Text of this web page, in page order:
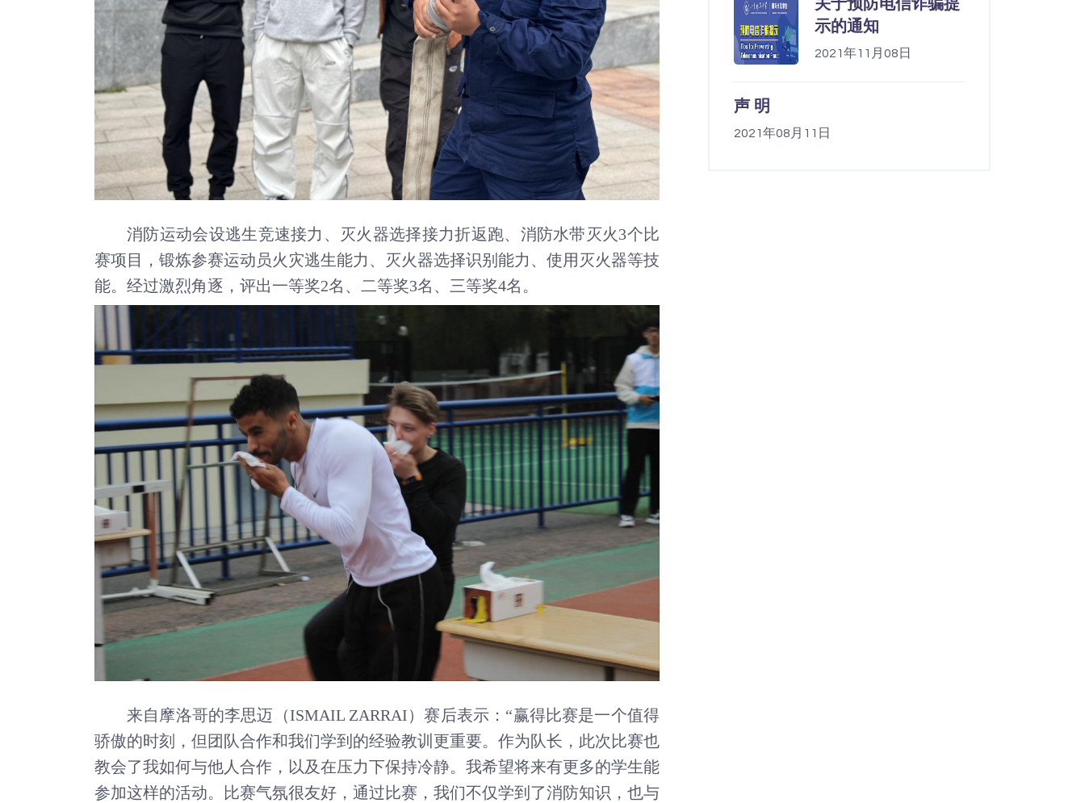
消防运动会设逃生竞速接力、灭火器选择接力折返跑、消防水带灭火3个比
赛项目，锻炼参赛运动员火灾逃生能力、灭火器选择识别能力、使用灭火器等技
能。经过激烈角逐，评出一等奖2名、二等奖3名、三等奖4名。
来自摩洛哥的李思迈（ISMAIL ZARRAI）赛后表示：“赢得比赛是一个值得
骄傲的时刻，但团队合作和我们学到的经验教训更重要。作为队长，此次比赛也
教会了我如何与他人合作，以及在压力下保持冷静。我希望将来有更多的学生能
参加这样的活动。比赛气氛很友好，通过比赛，我们不仅学到了消防知识，也与
示的通知
2021年11月08日
声 明
2021年08月11日